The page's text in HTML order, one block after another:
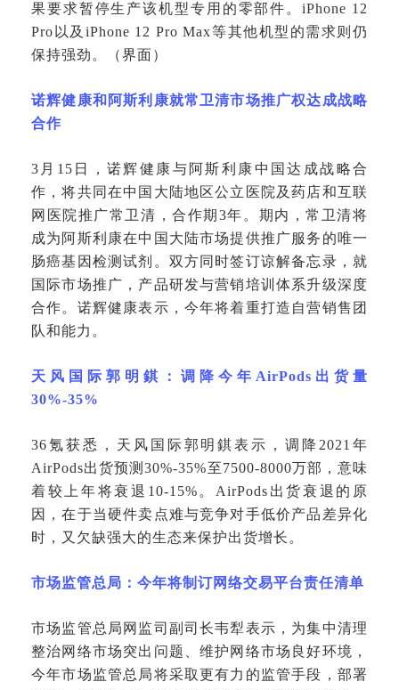
果要求暂停生产该机型专用的零部件。iPhone 12
Pro以及iPhone 12 Pro Max等其他机型的需求则仍
保持强劲。（界面）
诺辉健康和阿斯利康就常卫清市场推广权达成战略
合作
3月15日，诺辉健康与阿斯利康中国达成战略合
作，将共同在中国大陆地区公立医院及药店和互联
网医院推广常卫清，合作期3年。期内，常卫清将
成为阿斯利康在中国大陆市场提供推广服务的唯一
肠癌基因检测试剂。双方同时签订谅解备忘录，就
国际市场推广，产品研发与营销培训体系升级深度
合作。诺辉健康表示，今年将着重打造自营销售团
队和能力。
天风国际郭明錤：调降今年 AirPods出货量
30%-35%
36氪获悉，天风国际郭明錤表示，调降2021年
AirPods出货预测30%-35%至7500-8000万部，意味
着较上年将衰退10-15%。AirPods出货衰退的原
因，在于当硬件卖点难与竞争对手低价产品差异化
时，又欠缺强大的生态来保护出货增长。
市场监管总局：今年将制订网络交易平台责任清单
市场监管总局网监司副司长韦犁表示，为集中清理
整治网络市场突出问题、维护网络市场良好环境，
今年市场监管总局将采取更有力的监管手段，部署